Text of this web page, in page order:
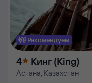
Рекомендуем
4 Кинг (King)
Астана, Казахстан